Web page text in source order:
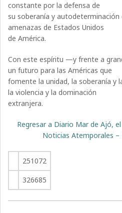
constante por la defensa de
su soberanía y
amenazas de Estados Unidos
de América.
Con este espíritu —y frente a
un futuro para las Américas que
fomente la unidad, la soberanía y
la violencia y la dominación
extranjera.
Regresar a Diario Mar de Ajó,
Noticias Atemporales –
251072
326685